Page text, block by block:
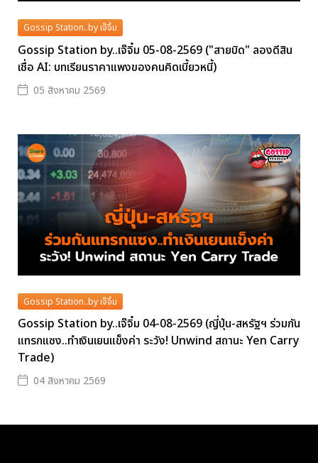
Gossip Station..by เจ๊จิ๋ม
Gossip Station by..เจ๊จิ๋ม 05-08-2569 ("สายบิด" ลองดีสิน
เชื่อ AI: บทเรียนราคาแพงของคนคิดเบี้ยวหนี้)
05 สิงหาคม 2569
Gossip Station..by เจ๊จิ๋ม
Gossip Station by..เจ๊จิ๋ม 04-08-2569 (ญี่ปุ่น-สหรัฐฯ ร่วมกัน
แทรกแซง..ทำเงินเยนแข็งค่า ระวัง! Unwind สถานะ Yen Carry
Trade)
04 สิงหาคม 2569